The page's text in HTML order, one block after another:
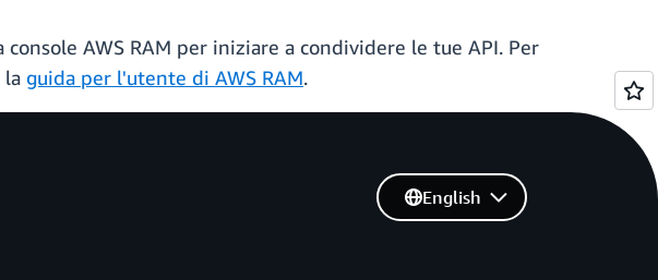
AWS RAM per iniziare a condividere le tue API. Per
la guida per l'utente di AWS RAM.
English